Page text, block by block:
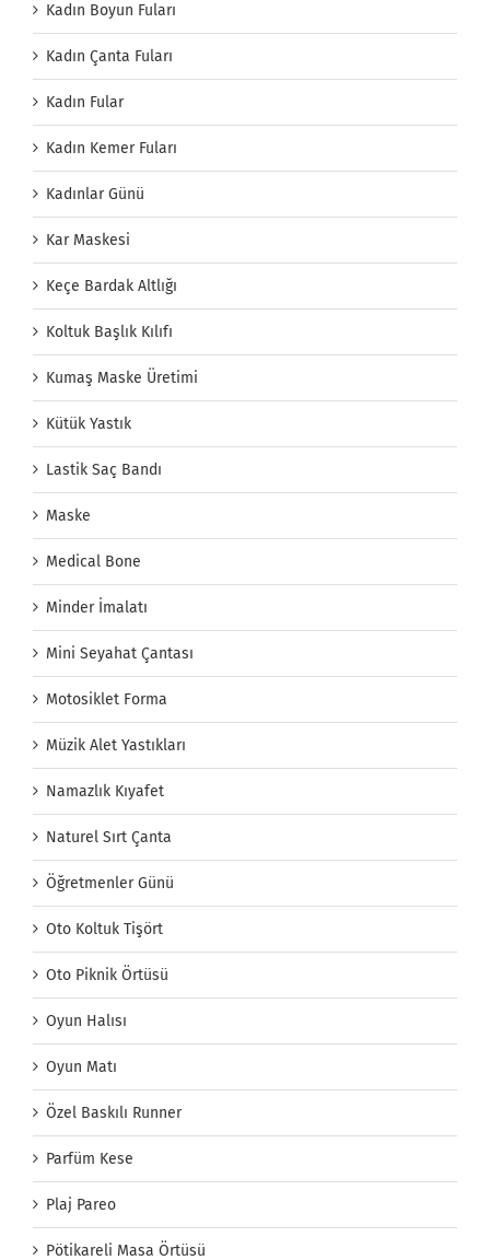
Kadın Boyun Fuları
Kadın Çanta Fuları
Kadın Fular
Kadın Kemer Fuları
Kadınlar Günü
Kar Maskesi
Keçe Bardak Altlığı
Koltuk Başlık Kılıfı
Kumaş Maske Üretimi
Kütük Yastık
Lastik Saç Bandı
Maske
Medical Bone
Minder İmalatı
Mini Seyahat Çantası
Motosiklet Forma
Müzik Alet Yastıkları
Namazlık Kıyafet
Naturel Sırt Çanta
Öğretmenler Günü
Oto Koltuk Tişört
Oto Piknik Örtüsü
Oyun Halısı
Oyun Matı
Özel Baskılı Runner
Parfüm Kese
Plaj Pareo
Pötikareli Masa Örtüsü